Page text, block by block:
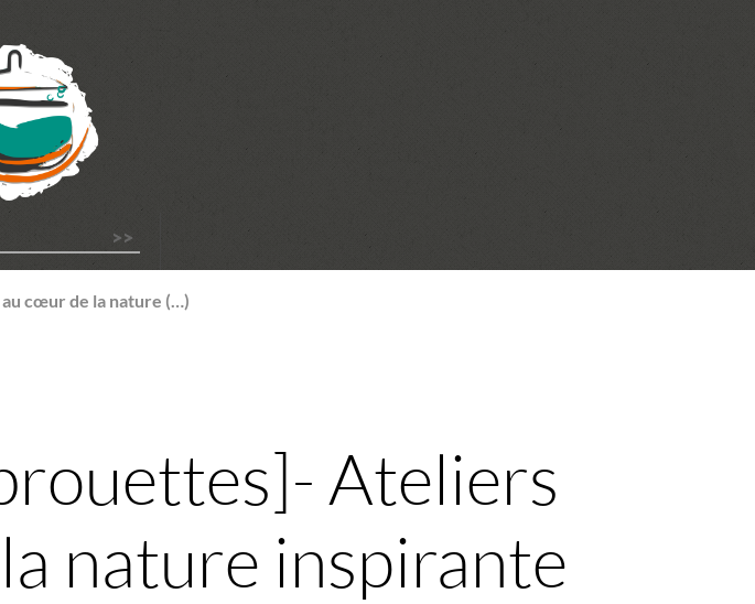
cœur de la nature (…)
Ateliers
nature inspirante